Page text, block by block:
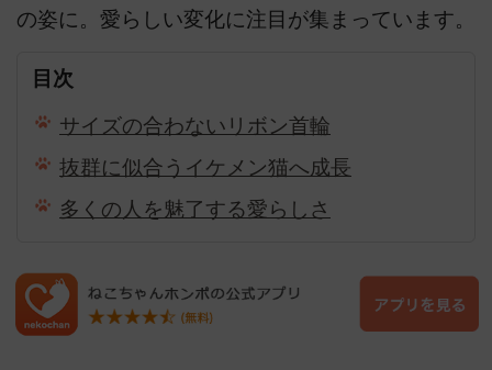
の姿に。愛らしい変化に注目が集まっています。
目次
サイズの合わないリボン首輪
抜群に似合うイケメン猫へ成長
多くの人を魅了する愛らしさ